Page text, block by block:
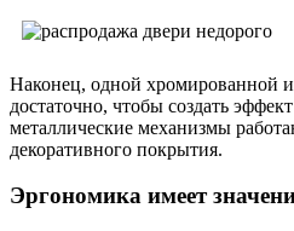
Наконец, одной хромированной
достаточно, чтобы создать
металлические механизмы
декоративного покрытия.
Эргономика имеет